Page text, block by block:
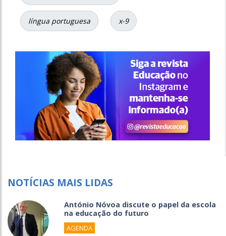
língua portuguesa x-9
NOTÍCIAS MAIS LIDAS
António Nóvoa discute o papel da escola
na educação do futuro
AGENDA